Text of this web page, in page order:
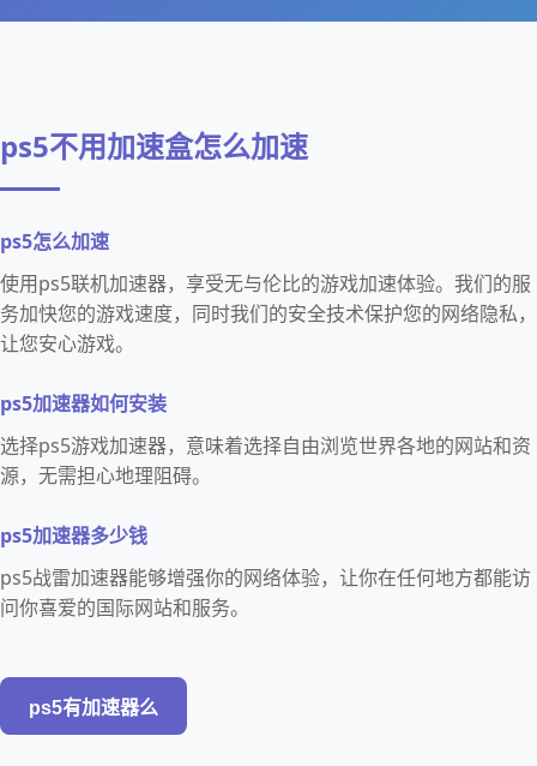
ps5不用加速盒怎么加速
ps5怎么加速
使用ps5联机加速器，享受无与伦比的游戏加速体验。我们的服
务加快您的游戏速度，同时我们的安全技术保护您的网络隐私，
让您安心游戏。
ps5加速器如何安装
选择ps5游戏加速器，意味着选择自由浏览世界各地的网站和资
源，无需担心地理阻碍。
ps5加速器多少钱
ps5战雷加速器能够增强你的网络体验，让你在任何地方都能访
问你喜爱的国际网站和服务。
ps5有加速器么